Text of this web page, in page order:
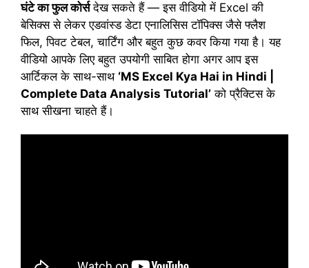
घंटे का फुल कोर्सदेख सकते हैं — इस वीडियो में Excel की
बेसिक्स से लेकर एडवांस्ड डेटा एनालिसिस टॉपिक्स जैसे फ्लैश
फिल, पिवट टेबल, चार्टिंग और बहुत कुछ कवर किया गया है। यह
वीडियो आपके लिए बहुत उपयोगी साबित होगा अगर आप इस
आर्टिकल के साथ-साथ ‘MS Excel Kya Hai in Hindi |
Complete Data Analysis Tutorial’ को प्रैक्टिस के
साथ सीखना चाहते हैं।